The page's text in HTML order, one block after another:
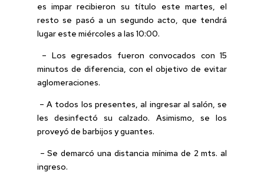
es impar recibieron su título este martes, el
resto se pasó a un segundo acto, que tendrá
lugar este miércoles a las 10:00.
– Los egresados fueron convocados con 15
minutos de diferencia, con el objetivo de evitar
aglomeraciones.
– A todos los presentes, al ingresar al salón, se
les desinfectó su calzado. Asimismo, se los
proveyó de barbijos y guantes.
– Se demarcó una distancia mínima de 2 mts. al
ingreso.